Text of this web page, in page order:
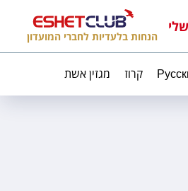
הנחות בלעדיות לחברי המועדון
קרוז מגזין אשת